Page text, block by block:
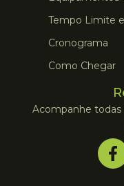
Tempo Limite
Cronograma
Como Chegar
Acompanhe todas